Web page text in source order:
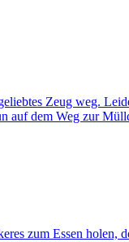
Zeug weg.
auf dem Weg zur
zum Essen